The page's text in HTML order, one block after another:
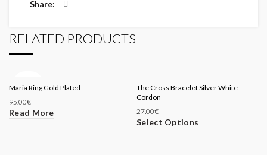
Share
RELATED PRODUCTS
OUT
Maria Ring Gold Plated
95.00€
Read More
The Cross Bracelet Silver White
Cordon
27.00€
Select Options